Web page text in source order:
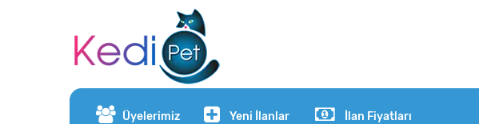
Üyelerimiz Yeni İlanlar İlan Fiyatları